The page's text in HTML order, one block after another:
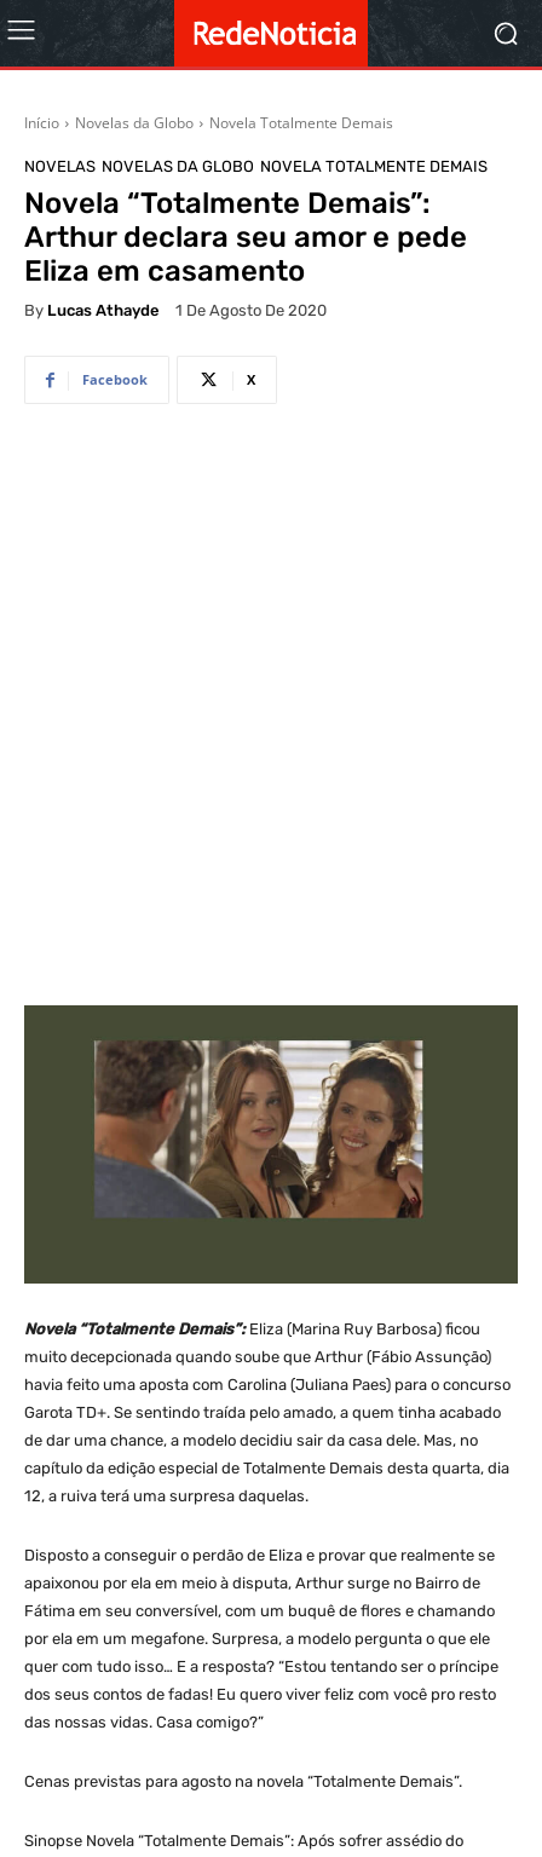
Início Novelas da Globo Novela Totalmente Demais
NOVELAS NOVELAS DA GLOBO NOVELA TOTALMENTE DEMAIS
Novela “Totalmente Demais”:
Arthur declara seu amor e pede
Eliza em casamento
By Lucas Athayde 1 De Agosto De 2020
Facebook X
Novela “Totalmente Demais”:Eliza (Marina Ruy Barbosa) ficou
muito decepcionada quando soube que Arthur (Fábio Assunção)
havia feito uma aposta com Carolina (Juliana Paes) para o concurso
Garota TD+. Se sentindo traída pelo amado, a quem tinha acabado
de dar uma chance, a modelo decidiu sair da casa dele. Mas, no
capítulo da edição especial de Totalmente Demais desta quarta, dia
12, a ruiva terá uma surpresa daquelas.
Disposto a conseguir o perdão de Eliza e provar que realmente se
apaixonou por ela em meio à disputa, Arthur surge no Bairro de
Fátima em seu conversível, com um buquê de flores e chamando
por ela em um megafone. Surpresa, a modelo pergunta o que ele
quer com tudo isso… E a resposta? “Estou tentando ser o príncipe
dos seus contos de fadas! Eu quero viver feliz com você pro resto
das nossas vidas. Casa comigo?”
Cenas previstas para agosto na novela “Totalmente Demais”.
Sinopse Novela “Totalmente Demais”: Após sofrer assédio do